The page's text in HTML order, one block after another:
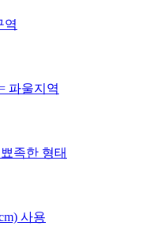
역
파울지역
족한 형태
사용